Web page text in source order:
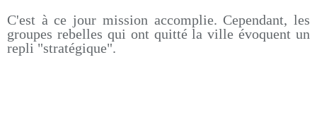
C'est à ce jour mission accomplie. Cependant, les
groupes rebelles qui ont quitté la ville évoquent un
repli "stratégique".